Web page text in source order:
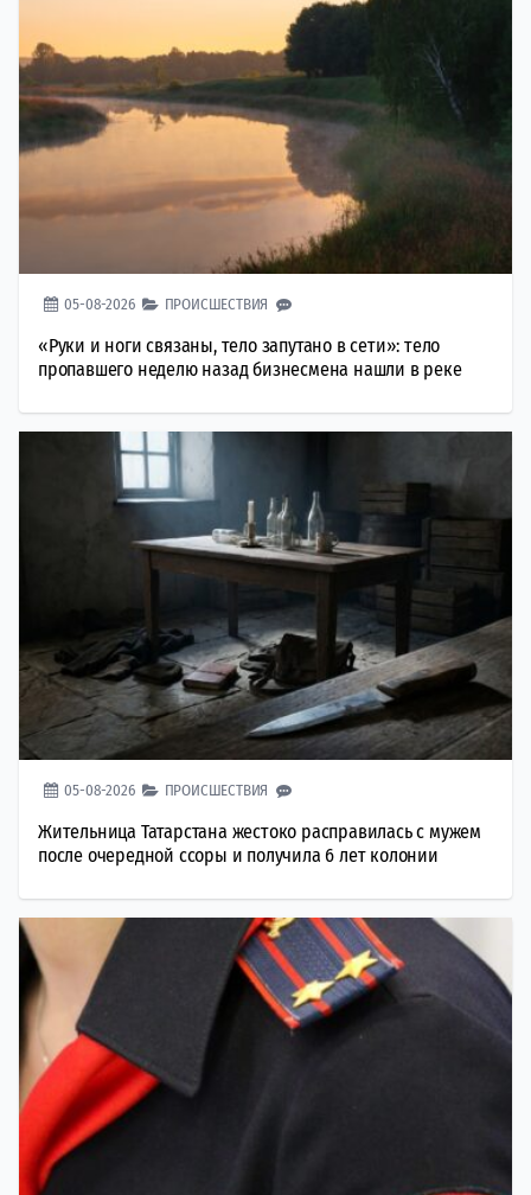
05-08-2026 ПРОИСШЕСТВИЯ
«Руки и ноги связаны, тело запутано в сети»: тело
пропавшего неделю назад бизнесмена нашли в реке
05-08-2026 ПРОИСШЕСТВИЯ
Жительница Татарстана жестоко расправилась с мужем
после очередной ссоры и получила 6 лет колонии